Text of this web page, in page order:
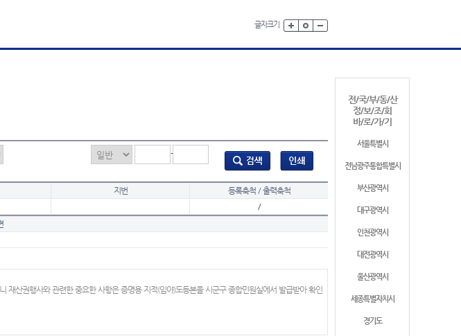
글자크기
전/국/부/동/산
정/보/조/회
바/로/가/기
서울특별시
전남광주통합특별시
부산광역시
대구광역시
인천광역시
대전광역시
울산광역시
세종특별자치시
경기도
-
지번
등록축척 / 출력축척
/
재산권행사와 관련한 중요한 사항은 증명용 지적(임야)도등본을 시군구 종합민원실에서 발급받아 확인